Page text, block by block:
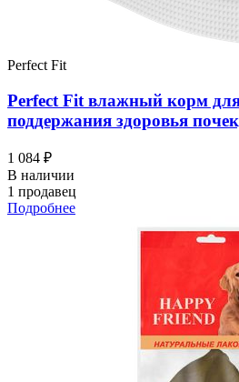
Perfect Fit
Perfect Fit влажный корм
поддержания здоровья
1 084 ₽
В наличии
1 продавец
Подробнее